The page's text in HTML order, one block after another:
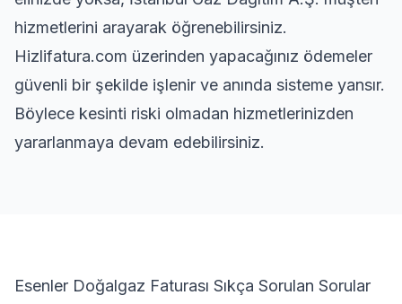
hizmetlerini arayarak öğrenebilirsiniz.
Hizlifatura.com üzerinden yapacağınız ödemeler
güvenli bir şekilde işlenir ve anında sisteme yansır.
Böylece kesinti riski olmadan hizmetlerinizden
yararlanmaya devam edebilirsiniz.
Esenler Doğalgaz Faturası Sıkça Sorulan Sorular